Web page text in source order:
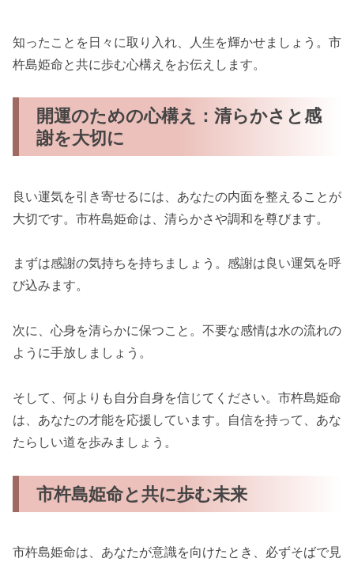
知ったことを日々に取り入れ、人生を輝かせましょう。市
杵島姫命と共に歩む心構えをお伝えします。
開運のための心構え：清らかさと感
謝を大切に
良い運気を引き寄せるには、あなたの内面を整えることが
大切です。市杵島姫命は、清らかさや調和を尊びます。
まずは感謝の気持ちを持ちましょう。感謝は良い運気を呼
び込みます。
次に、心身を清らかに保つこと。不要な感情は水の流れの
ように手放しましょう。
そして、何よりも自分自身を信じてください。市杵島姫命
は、あなたの才能を応援しています。自信を持って、あな
たらしい道を歩みましょう。
市杵島姫命と共に歩む未来
市杵島姫命は、あなたが意識を向けたとき、必ずそばで見